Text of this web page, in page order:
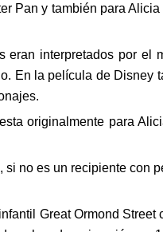
Pan y también para
interpretados por el
En la película de Disney
originalmente para
no es un recipiente con
Great Ormond Street